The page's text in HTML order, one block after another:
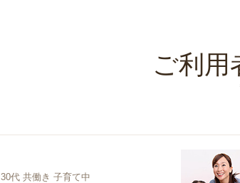
ご利用
30代 共働き 子育て中